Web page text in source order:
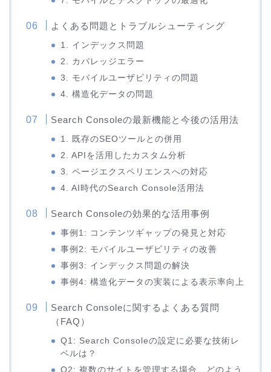
よくある問題とトラブルシューティング
1. インデックス問題
2. カバレッジエラー
3. モバイルユーザビリティの問題
4. 構造化データの問題
Search Consoleの最新機能と今後の活用法
1. 既存のSEOツールとの併用
2. APIを活用したカスタム分析
3. ページエクスペリエンスへの対応
4. AI時代のSearch Console活用法
Search Consoleの効果的な活用事例
事例1: コンテンツギャップの発見と対応
事例2: モバイルユーザビリティの改善
事例3: インデックス問題の解決
事例4: 構造化データの実装による表示率向上
Search Consoleに関するよくある質問
（FAQ）
Q1: Search Consoleの設定に必要な技術レ
ベルは？
Q2: 複数のサイトを管理する場合、どのよう